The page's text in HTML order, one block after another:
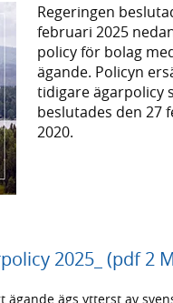
Regeringen
februari 2025
policy för bolag
ägande. Policyn
tidigare ägarpolicy
beslutades den 27
2020.
2025_ (pdf 2
ägande ägs ytterst av